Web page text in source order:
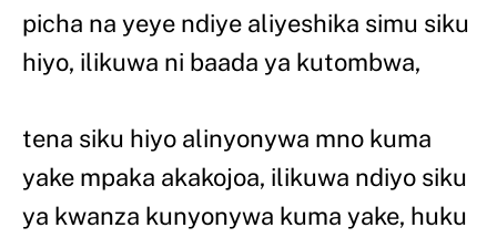
picha na yeye ndiye aliyeshika simu siku
hiyo, ilikuwa ni baada ya kutombwa,
tena siku hiyo alinyonywa mno kuma
yake mpaka akakojoa, ilikuwa ndiyo siku
ya kwanza kunyonywa kuma yake, huku